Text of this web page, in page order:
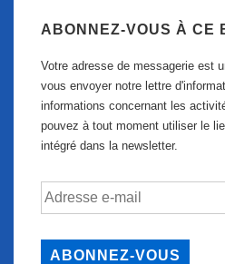
ABONNEZ-VOUS À CE
Votre adresse de messagerie est
vous envoyer notre lettre
informations concernant les
pouvez à tout moment utiliser le
intégré dans la newsletter.
Adresse
ABONNEZ-VOUS